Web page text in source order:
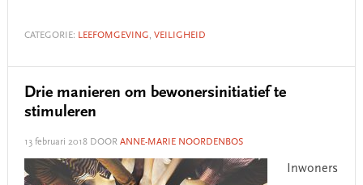
CATEGORIE: LEEFOMGEVING, VEILIGHEID
Drie manieren om bewonersinitiatief te
stimuleren
13 februari 2018DOOR ANNE-MARIE NOORDENBOS
Inwoners